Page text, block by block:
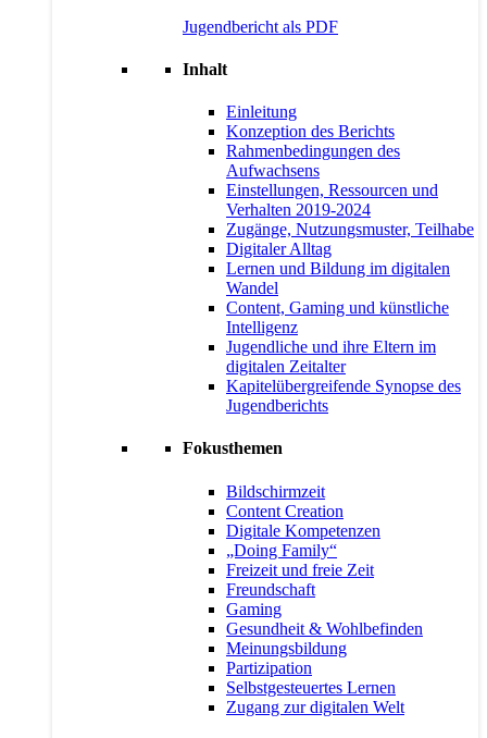
Jugendbericht als PDF
Inhalt
Einleitung
Konzeption des Berichts
Rahmenbedingungen des
Aufwachsens
Einstellungen, Ressourcen und
Verhalten 2019-2024
Zugänge, Nutzungsmuster, Teilhabe
Digitaler Alltag
Lernen und Bildung im digitalen
Wandel
Content, Gaming und künstliche
Intelligenz
Jugendliche und ihre Eltern im
digitalen Zeitalter
Kapitelübergreifende Synopse des
Jugendberichts
Fokusthemen
Bildschirmzeit
Content Creation
Digitale Kompetenzen
„Doing Family“
Freizeit und freie Zeit
Freundschaft
Gaming
Gesundheit & Wohlbefinden
Meinungsbildung
Partizipation
Selbstgesteuertes Lernen
Zugang zur digitalen Welt